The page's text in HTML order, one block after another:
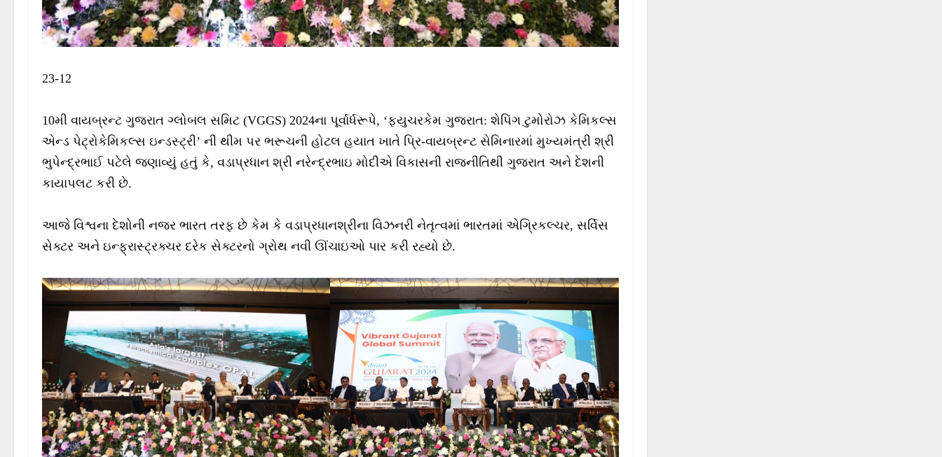
23-12
10મી વાયબ્રન્ટ ગુજરાત ગ્લોબલ સમિટ (VGGS) 2024ના પૂર્વાર્ધરૂપે, ‘ફ્યુચરકેમ ગુજરાત: શેપિંગ ટુમોરોઝ કેમિકલ્સ
એન્ડ પેટ્રોકેમિકલ્સ ઇન્ડસ્ટ્રી’ ની થીમ પર ભરૂચની હોટલ હયાત ખાતે પ્રિ-વાયબ્રન્ટ સેમિનારમાં મુખ્યમંત્રી શ્રી
ભુપેન્દ્રભાઈ પટેલે જણાવ્યું હતું કે, વડાપ્રધાન શ્રી નરેન્દ્રભાઇ મોદીએ વિકાસની રાજનીતિથી ગુજરાત અને દેશની
કાયાપલટ કરી છે.
આજે વિશ્વના દેશોની નજર ભારત તરફ છે કેમ કે વડાપ્રધાનશ્રીના વિઝનરી નેતૃત્વમાં ભારતમાં એગ્રિકલ્ચર, સર્વિસ
સેક્ટર અને ઇન્ફ્રાસ્ટ્રક્ચર દરેક સેક્ટરનો ગ્રોથ નવી ઊંચાઇઓ પાર કરી રહ્યો છે.